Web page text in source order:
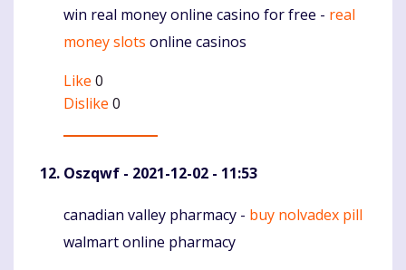
Komentaras
win real money online casino for free - real
money slots online casinos
Like 0
Dislike 0
Oszqwf - 2021-12-02 - 11:53
Komentaras
canadian valley pharmacy - buy nolvadex pill
walmart online pharmacy